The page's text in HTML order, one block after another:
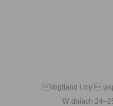
Vogtland i my 
W dniach 24–25